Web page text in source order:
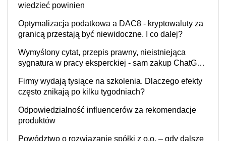
wiedzieć powinien
Optymalizacja podatkowa a DAC8 - kryptowaluty za
granicą przestają być niewidoczne. I co dalej?
Wymyślony cytat, przepis prawny, nieistniejąca
sygnatura w pracy eksperckiej - sam zakup ChatGPT
Firmy wydają tysiące na szkolenia. Dlaczego efekty
często znikają po kilku tygodniach?
Odpowiedzialność influencerów za rekomendacje
produktów
Powództwo o rozwiązanie spółki z o.o. – gdy dalsze